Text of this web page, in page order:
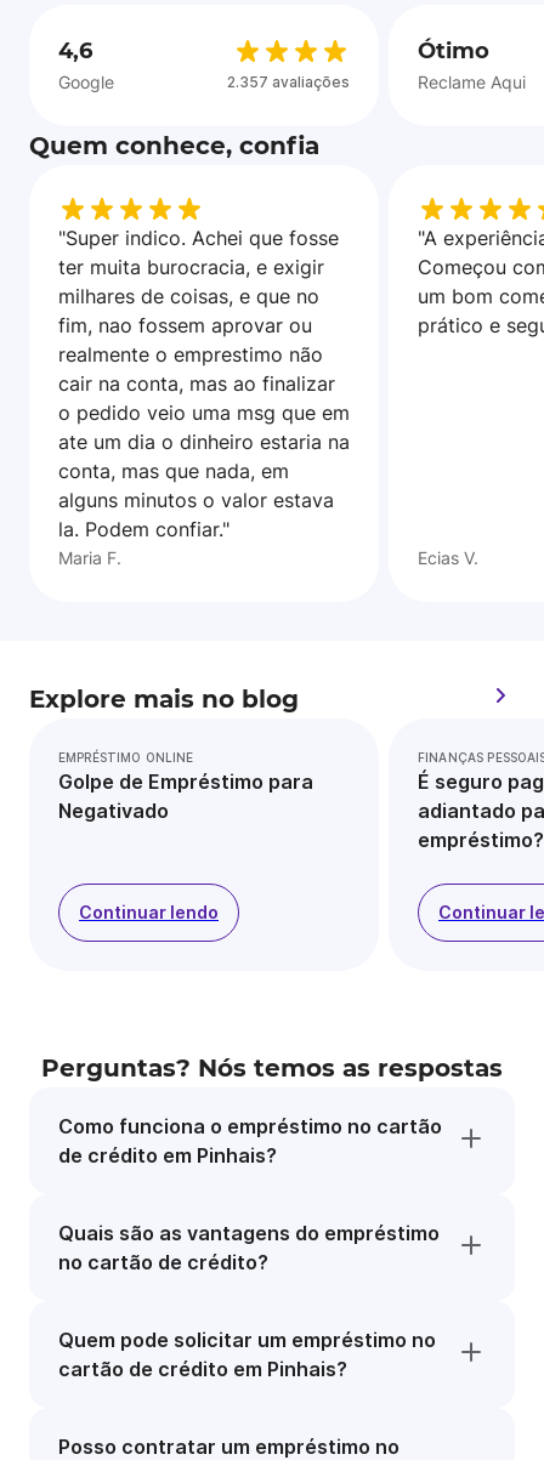
4,6
Google 2.357 avaliações
Ótimo
Reclame Aqui
Quem conhece, confia
"Super indico. Achei que fosse
ter muita burocracia, e exigir
milhares de coisas, e que no
fim, nao fossem aprovar ou
realmente o emprestimo não
cair na conta, mas ao finalizar
o pedido veio uma msg que em
ate um dia o dinheiro estaria na
conta, mas que nada, em
alguns minutos o valor estava
la. Podem confiar."
Maria F.
"A
Começou
um bom
prático e
Ecias V.
Explore mais no blog
EMPRÉSTIMO ONLINE
Golpe de Empréstimo para
Negativado
Continuar lendo
FINANÇAS
É seguro
adiantado
empréstimo?
Continuar
Perguntas? Nós temos as respostas
Como funciona o empréstimo no cartão
de crédito em Pinhais?
Quais são as vantagens do empréstimo
no cartão de crédito?
Quem pode solicitar um empréstimo no
cartão de crédito em Pinhais?
Posso contratar um empréstimo no